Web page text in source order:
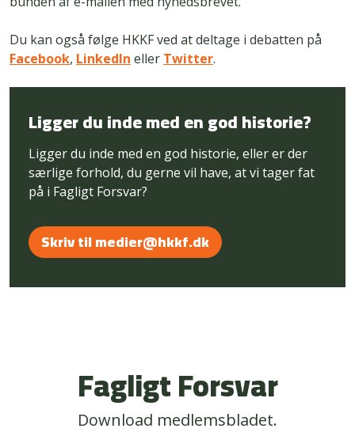
Du kan også følge HKKF ved at deltage i debatten på
Facebook, LinkedIn eller Twitter.
Ligger du inde med en god historie?
Ligger du inde med en god historie, eller er der
særlige forhold, du gerne vil have, at vi tager fat
på i Fagligt Forsvar?
Skriv til medier@hkkf.dk
Fagligt Forsvar
Download medlemsbladet.